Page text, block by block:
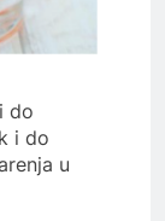
do
i do
u